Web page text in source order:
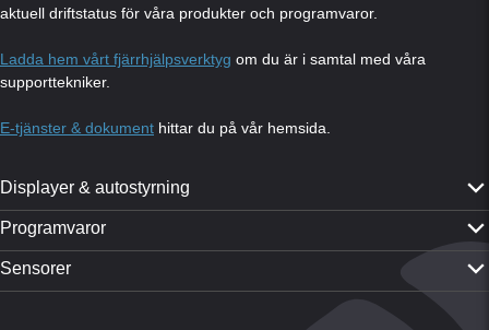
aktuell driftstatus för våra produkter och programvaror.
Ladda hem vårt fjärrhjälpsverktyg om du är i samtal med våra
supporttekniker.
E-tjänster & dokument hittar du på vår hemsida.
Displayer & autostyrning
PTx Trimble GFX-350
PTx Trimble GFX-1060
Programvaror
CropPLAN
Dataväxt-appen
Sensorer